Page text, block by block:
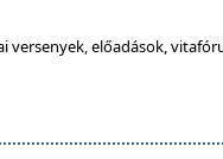
versenyek, előadások,